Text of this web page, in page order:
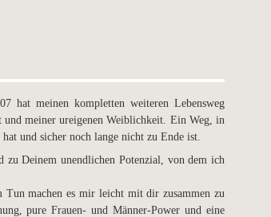
hat meinen kompletten weiteren Lebensweg
und meiner ureigenen Weiblichkeit. Ein Weg, in
und sicher noch lange nicht zu Ende ist.
zu Deinem unendlichen Potenzial, von dem ich
Tun machen es mir leicht mit dir zusammen zu
pure Frauen- und Männer-Power und eine